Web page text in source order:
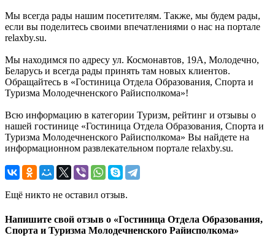
Мы всегда рады нашим посетителям. Также, мы будем рады,
если вы поделитесь своими впечатлениями о нас на портале
relaxby.su.
Мы находимся по адресу ул. Космонавтов, 19А, Молодечно,
Беларусь и всегда рады принять там новых клиентов.
Обращайтесь в «Гостиница Отдела Образования, Спорта и
Туризма Молодечненского Райисполкома»!
Всю информацию в категории Туризм, рейтинг и отзывы о
нашей гостинице «Гостиница Отдела Образования, Спорта и
Туризма Молодечненского Райисполкома» Вы найдете на
информационном развлекательном портале relaxby.su.
Ещё никто не оставил отзыв.
Напишите свой отзыв о «Гостиница Отдела Образования,
Спорта и Туризма Молодечненского Райисполкома»